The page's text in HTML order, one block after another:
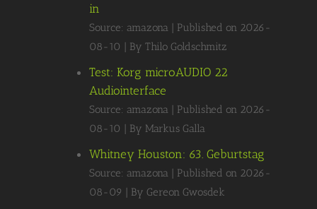
in
Source: amazona
Published on 2026-
08-10
By Thilo Goldschmitz
Test: Korg microAUDIO 22
Audiointerface
Source: amazona
Published on 2026-
08-10
By Markus Galla
Whitney Houston: 63. Geburtstag
Source: amazona
Published on 2026-
08-09
By Gereon Gwosdek